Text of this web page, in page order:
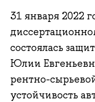
31 января 2022
состоялась
Юлии
рентно-
устойчивость